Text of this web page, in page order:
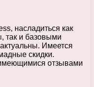
насладиться как
так и базовыми
Имеется
скидки.
отзывами